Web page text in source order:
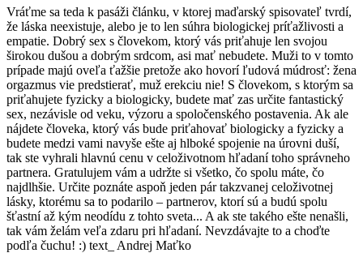
Vráťme sa teda k pasáži článku, v ktorej maďarský spisovateľ tvrdí,
že láska neexistuje, alebo je to len súhra biologickej príťažlivosti a
empatie. Dobrý sex s človekom, ktorý vás priťahuje len svojou
širokou dušou a dobrým srdcom, asi mať nebudete. Muži to v tomto
prípade majú oveľa ťažšie pretože ako hovorí ľudová múdrosť: žena
orgazmus vie predstierať, muž erekciu nie! S človekom, s ktorým sa
priťahujete fyzicky a biologicky, budete mať zas určite fantastický
sex, nezávisle od veku, výzoru a spoločenského postavenia. Ak ale
nájdete človeka, ktorý vás bude priťahovať biologicky a fyzicky a
budete medzi vami navyše ešte aj hlboké spojenie na úrovni duší,
tak ste vyhrali hlavnú cenu v celoživotnom hľadaní toho správneho
partnera. Gratulujem vám a udržte si všetko, čo spolu máte, čo
najdlhšie. Určite poznáte aspoň jeden pár takzvanej celoživotnej
lásky, ktorému sa to podarilo – partnerov, ktorí sú a budú spolu
šťastní až kým neodídu z tohto sveta... A ak ste takého ešte nenašli,
tak vám želám veľa zdaru pri hľadaní. Nevzdávajte to a choďte
podľa čuchu! :) text_ Andrej Maťko